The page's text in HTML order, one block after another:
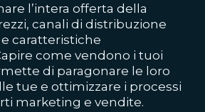
l’intera offerta della
canali di distribuzione
caratteristiche
come vendono i tuoi
di paragonare le loro
tue e ottimizzare i processi
marketing e vendite.